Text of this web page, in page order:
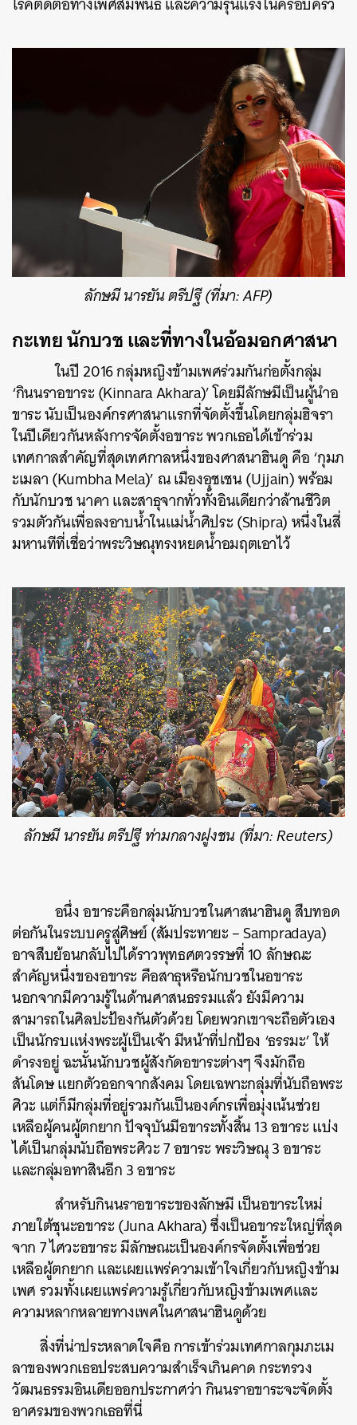
ลักษมี นารยัน ตรีปฐี (ที่มา: AFP)
กะเทย นักบวช และที่ทางในอ้อมอกศาสนา
ในปี 2016 กลุ่มหญิงข้ามเพศร่วมกันก่อตั้งกลุ่ม
‘กินนราอขาระ (Kinnara Akhara)’ โดยมีลักษมีเป็นผู้นำอ
ขาระ นับเป็นองค์กรศาสนาแรกที่จัดตั้งขึ้นโดยกลุ่มฮิจรา
ในปีเดียวกันหลังการจัดตั้งอขาระ พวกเธอได้เข้าร่วม
เทศกาลสำคัญที่สุดเทศกาลหนึ่งของศาสนาฮินดู คือ ‘กุมภ
ะเมลา (Kumbha Mela)’ ณ เมืองอุชเชน (Ujjain) พร้อม
กับนักบวช นาคา และสาธุจากทั่วทั้งอินเดียกว่าล้านชีวิต
รวมตัวกันเพื่อลงอาบน้ำในแม่น้ำศิประ (Shipra) หนึ่งในสี่
มหานทีที่เชื่อว่าพระวิษณุทรงหยดน้ำอมฤตเอาไว้
ลักษมี นารยัน ตรีปฐี ท่ามกลางฝูงชน (ที่มา: Reuters)
อนึ่ง อขาระคือกลุ่มนักบวชในศาสนาฮินดู สืบทอด
ต่อกันในระบบครูสู่ศิษย์ (สัมประทายะ – Sampradaya)
อาจสืบย้อนกลับไปได้ราวพุทธศตวรรษที่ 10 ลักษณะ
สำคัญหนึ่งของอขาระ คือสาธุหรือนักบวชในอขาระ
นอกจากมีความรู้ในด้านศาสนธรรมแล้ว ยังมีความ
สามารถในศิลปะป้องกันตัวด้วย โดยพวกเขาจะถือตัวเอง
เป็นนักรบแห่งพระผู้เป็นเจ้า มีหน้าที่ปกป้อง ‘ธรรมะ’ ให้
ดำรงอยู่ ฉะนั้นนักบวชผู้สังกัดอขาระต่างๆ จึงมักถือ
สันโดษ แยกตัวออกจากสังคม โดยเฉพาะกลุ่มที่นับถือพระ
ศิวะ แต่ก็มีกลุ่มที่อยู่รวมกันเป็นองค์กรเพื่อมุ่งเน้นช่วย
เหลือผู้คนผู้ตกยาก ปัจจุบันมีอขาระทั้งสิ้น 13 อขาระ แบ่ง
ได้เป็นกลุ่มนับถือพระศิวะ 7 อขาระ พระวิษณุ 3 อขาระ
และกลุ่มอทาสินอีก 3 อขาระ
สำหรับกินนราอขาระของลักษมี เป็นอขาระใหม่
ภายใต้ชุนะอขาระ (Juna Akhara) ซึ่งเป็นอขาระใหญ่ที่สุด
จาก 7 ไศวะอขาระ มีลักษณะเป็นองค์กรจัดตั้งเพื่อช่วย
เหลือผู้ตกยาก และเผยแพร่ความเข้าใจเกี่ยวกับหญิงข้าม
เพศ รวมทั้งเผยแพร่ความรู้เกี่ยวกับหญิงข้ามเพศและ
ความหลากหลายทางเพศในศาสนาฮินดูด้วย
สิ่งที่น่าประหลาดใจคือ การเข้าร่วมเทศกาลกุมภะเม
ลาของพวกเธอประสบความสำเร็จเกินคาด กระทรวง
วัฒนธรรมอินเดียออกประกาศว่า กินนราอขาระจะจัดตั้ง
อาศรมของพวกเธอที่นี่
LINE EMAIL